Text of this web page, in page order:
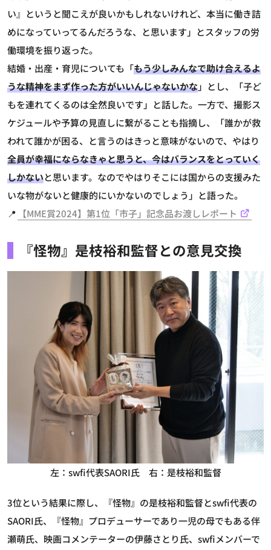
い』というと聞こえが良いかもしれないけれど、本当に働き詰
めになっていってるんだろうな、と思います」とスタッフの労
働環境を振り返った。
結婚・出産・育児についても「もう少しみんなで助け合えるよ
うな精神をまず作った方がいいんじゃないかな」とし、「子ど
もを連れてくるのは全然良いです」と話した。一方で、撮影ス
ケジュールや予算の見直しに繋がることも指摘し、「誰かが救
われて誰かが困る、と言うのはきっと意味がないので、やはり
全員が幸福にならなきゃと思うと、今はバランスをとっていく
しかないと思います。なのでやはりそこには国からの支援みた
いな物がないと健康的にいかないのでしょう」と語った。
📍
【MME賞2024】第1位「市子」記念品お渡しレポート
『怪物』是枝裕和監督との意見交換
左：swfi代表SAORI氏 右：是枝裕和監督
3位という結果に際し、『怪物』の是枝裕和監督とswfi代表の
SAORI氏、『怪物』プロデューサーであり一児の母でもある伴
瀬萌氏、映画コメンテーターの伊藤さとり氏、swfiメンバーで